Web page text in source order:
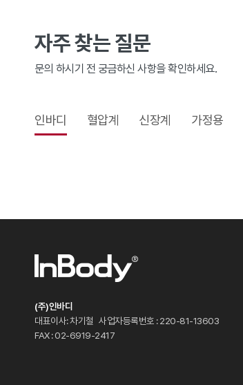
자주 찾는 질문
문의 하시기 전 궁금하신 사항을 확인하세요.
인바디 혈압계 신장계 가정용
(주)인바디
대표이사: 차기철 사업자등록번호 : 220-81-13603
FAX : 02-6919-2417